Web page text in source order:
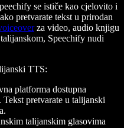
se ističe kao cjelovito i
pretvarate tekst u prirodan
za video, audio knjigu
Speechify nudi
TTS:
platforma dostupna
pretvarate u talijanski
talijanskim glasovima